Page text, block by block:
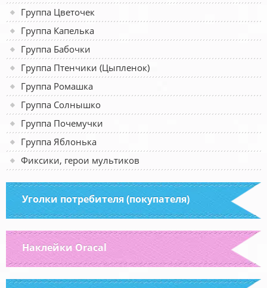
Группа Цветочек
Группа Капелька
Группа Бабочки
Группа Птенчики (Цыпленок)
Группа Ромашка
Группа Солнышко
Группа Почемучки
Группа Яблонька
Фиксики, герои мультиков
Уголки потребителя (покупателя)
Наклейки Oracal